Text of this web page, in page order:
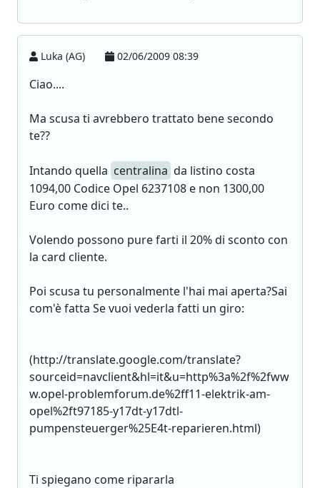
Luka (AG) 02/06/2009 08:39
Ciao....
Ma scusa ti avrebbero trattato bene secondo
te??
Intando quella centralina da listino costa
1094,00 Codice Opel 6237108 e non 1300,00
Euro come dici te..
Volendo possono pure farti il 20% di sconto con
la card cliente.
Poi scusa tu personalmente l'hai mai aperta?Sai
com'è fatta Se vuoi vederla fatti un giro:
(http://translate.google.com/translate?
sourceid=navclient&hl=it&u=http%3a%2f%2fww
w.opel-problemforum.de%2ff11-elektrik-am-
opel%2ft97185-y17dt-y17dtl-
pumpensteuerger%25E4t-reparieren.html)
Ti spiegano come ripararla